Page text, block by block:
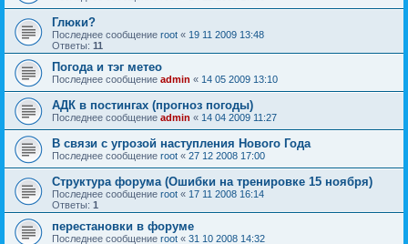
Глюки?
Последнее сообщение root « 19 11 2009 13:48
Ответы: 11
Погода и тэг метео
Последнее сообщение admin « 14 05 2009 13:10
АДК в постингах (прогноз погоды)
Последнее сообщение admin « 14 04 2009 11:27
В связи с угрозой наступления Нового Года
Последнее сообщение root « 27 12 2008 17:00
Структура форума (Ошибки на тренировке 15 ноября)
Последнее сообщение root « 17 11 2008 16:14
Ответы: 1
перестановки в форуме
Последнее сообщение root « 31 10 2008 14:32